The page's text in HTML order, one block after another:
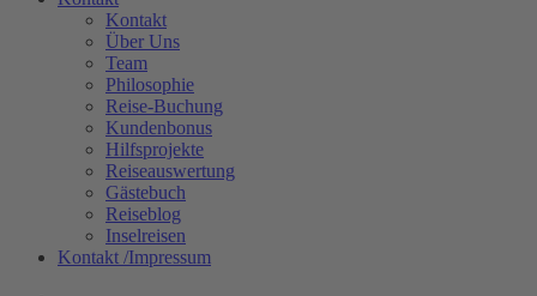
Kontakt
Über Uns
Team
Philosophie
Reise-Buchung
Kundenbonus
Hilfsprojekte
Reiseauswertung
Gästebuch
Reiseblog
Inselreisen
Kontakt /Impressum